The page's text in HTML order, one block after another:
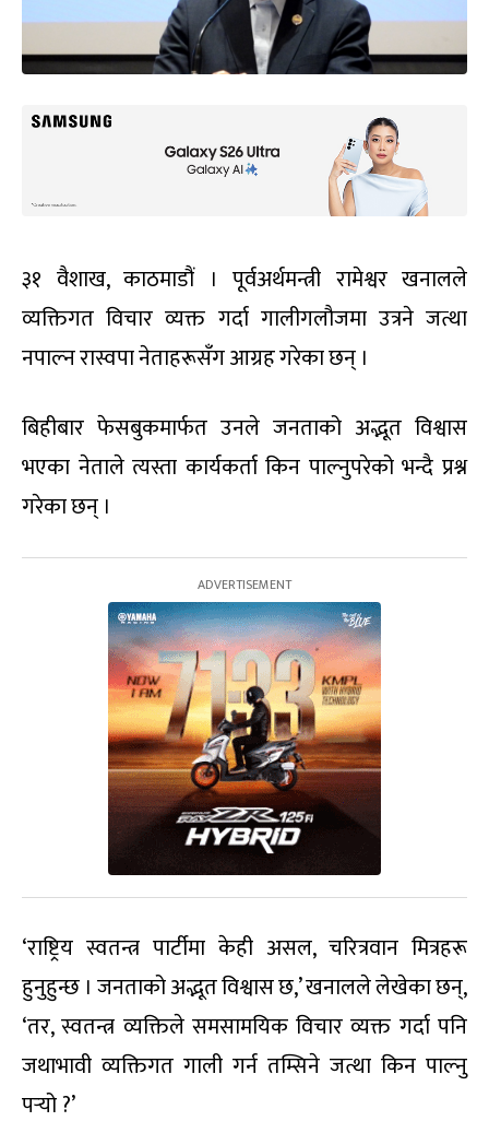
३१ वैशाख, काठमाडौं । पूर्वअर्थमन्त्री रामेश्वर खनालले
व्यक्तिगत विचार व्यक्त गर्दा गालीगलौजमा उत्रने जत्था
नपाल्न रास्वपा नेताहरूसँग आग्रह गरेका छन् ।
बिहीबार फेसबुकमार्फत उनले जनताको अद्भूत विश्वास
भएका नेताले त्यस्ता कार्यकर्ता किन पाल्नुपरेको भन्दै प्रश्न
गरेका छन् ।
‘राष्ट्रिय स्वतन्त्र पार्टीमा केही असल, चरित्रवान मित्रहरू
हुनुहुन्छ । जनताको अद्भूत विश्वास छ,’ खनालले लेखेका छन्,
‘तर, स्वतन्त्र व्यक्तिले समसामयिक विचार व्यक्त गर्दा पनि
जथाभावी व्यक्तिगत गाली गर्न तम्सिने जत्था किन पाल्नु
पर्‍यो ?’